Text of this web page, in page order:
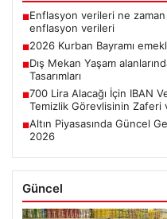
■Enflasyon verileri ne zaman
enflasyon verileri
■2026 Kurban Bayramı
■Dış Mekan Yaşam
Tasarımları
■700 Lira Alacağı İçin IBAN
Temizlik Görevlisinin Zaferi
■Altın Piyasasında Güncel
2026
Güncel